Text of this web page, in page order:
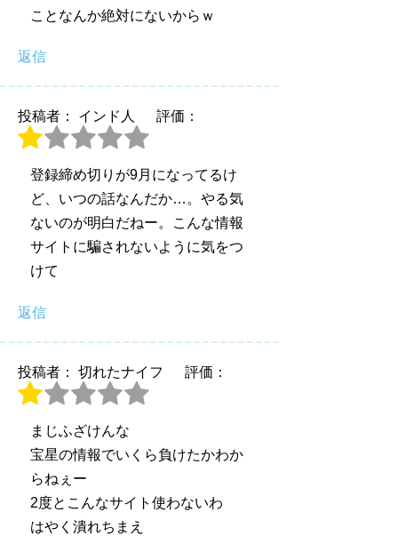
ことなんか絶対にないからｗ
返信
投稿者： インド人 評価：
登録締め切りが9月になってるけ
ど、いつの話なんだか…。やる気
ないのが明白だねー。こんな情報
サイトに騙されないように気をつ
けて
返信
投稿者： 切れたナイフ 評価：
まじふざけんな
宝星の情報でいくら負けたかわか
らねぇー
2度とこんなサイト使わないわ
はやく潰れちまえ